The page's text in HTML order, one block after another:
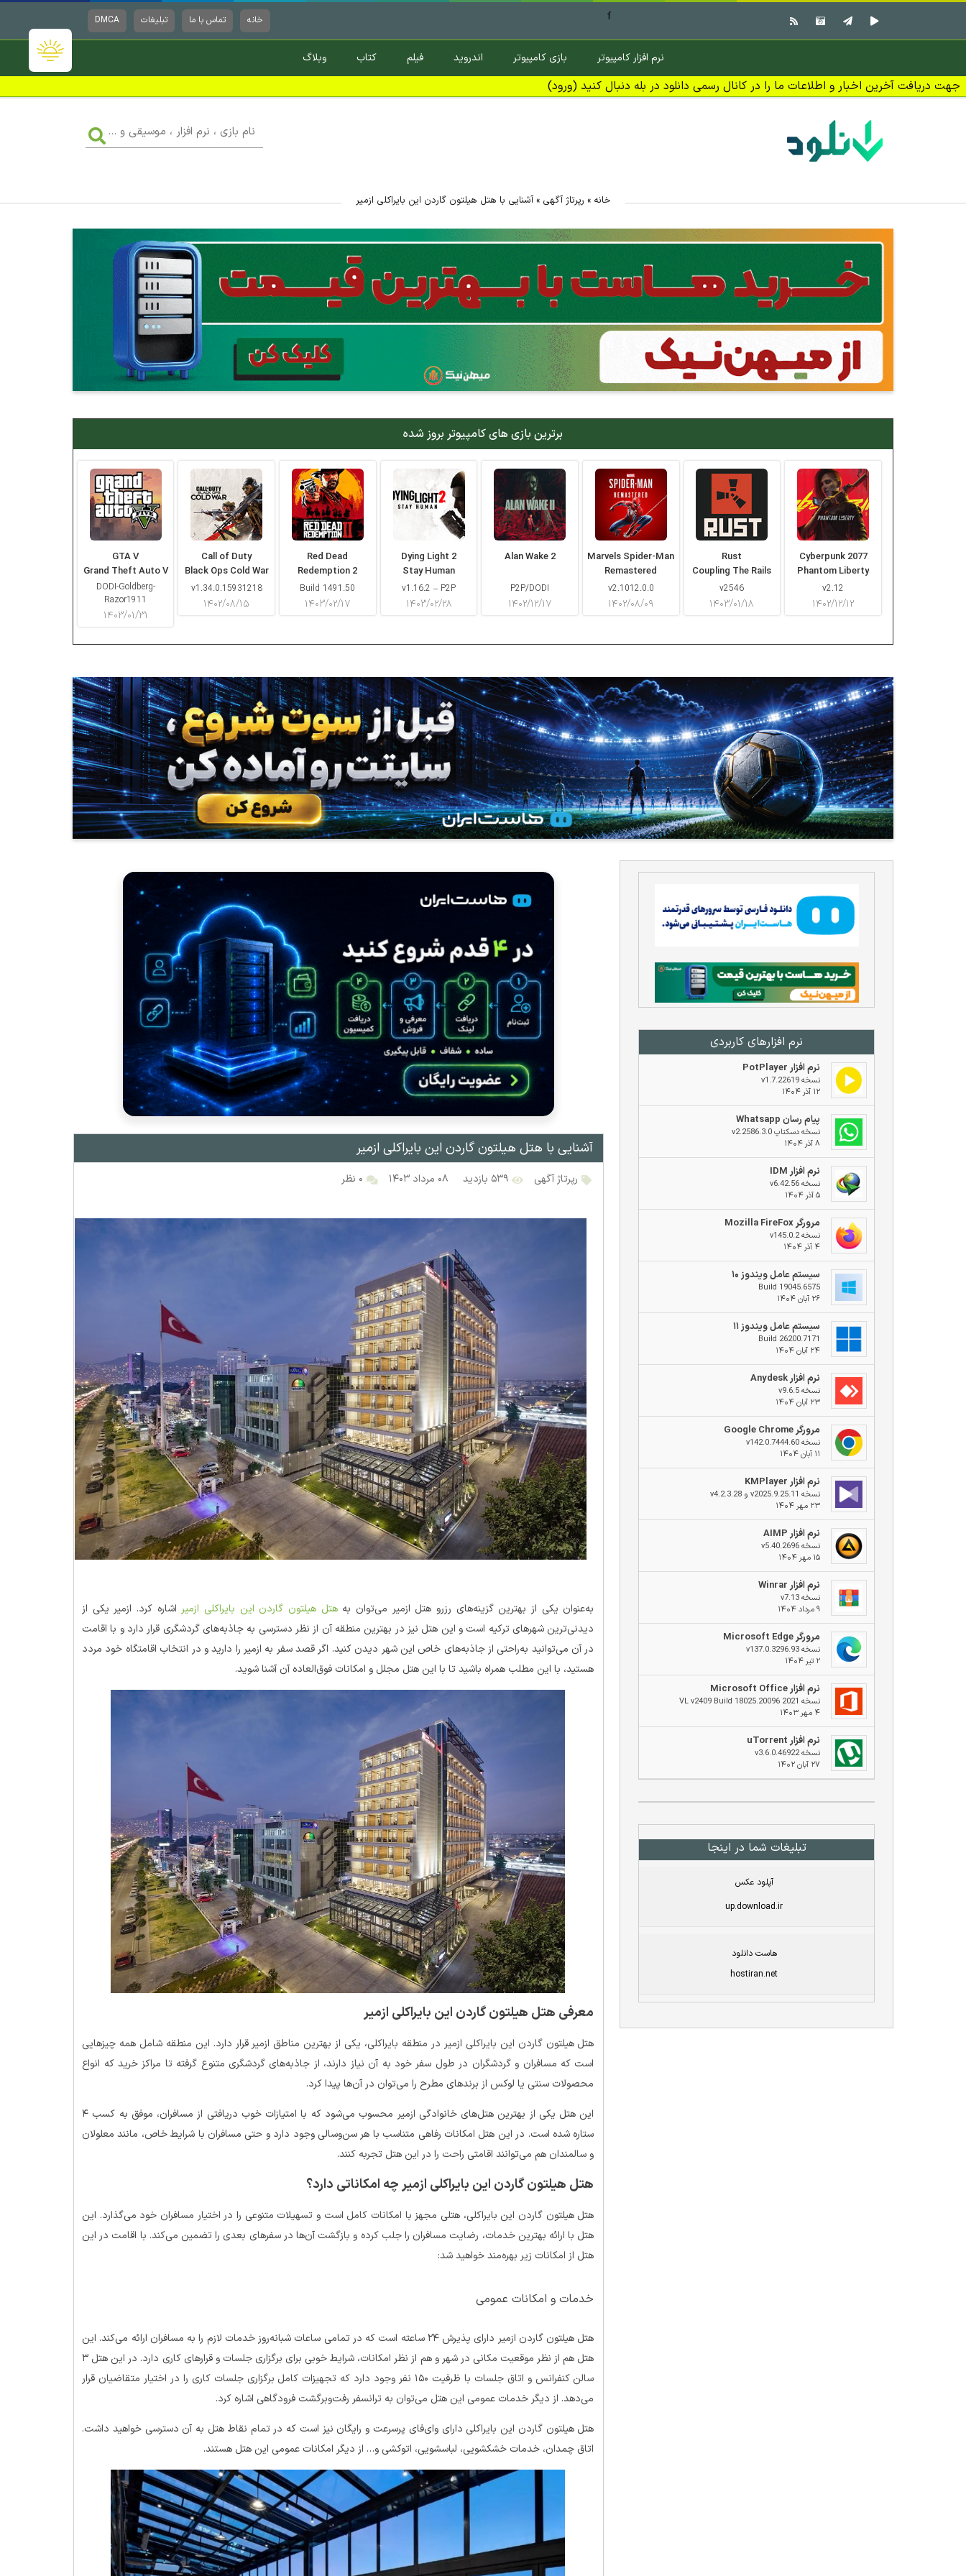
خانه تماس با ما تبلیغات DMCA f
نرم افزار کامپیوتر بازی کامپیوتر اندروید فیلم کتاب وبلاگ
جهت دریافت آخرین اخبار و اطلاعات ما را در کانال رسمی دانلود در بله دنبال کنید (ورود)
بازی
،
خانه » رپرتاژ آگهی »آشنایی با هتل هیلتون گاردن این بایراکلی ازمیر
برترین بازی های کامپیوتر بروز شده
GTA V
Grand Theft Auto V
DODI-Goldberg-
Razor1911
۱۴۰۳/۰۱/۳۱
Call of Duty
Black Ops Cold War
v1.34.0.15931218
۱۴۰۲/۰۸/۱۵
Red Dead
Redemption 2
Build 1491.50
۱۴۰۳/۰۲/۱۷
Dying Light 2
Stay Human
v1.16.2 – P2P
۱۴۰۳/۰۲/۲۸
Alan Wake 2
P2P/DODI
۱۴۰۲/۱۲/۱۷
Marvels Spider-Man
Remastered
v2.1012.0.0
۱۴۰۲/۰۸/۰۹
Rust
Coupling The Rails
v2546
۱۴۰۳/۰۱/۱۸
Cyberpunk 2077
Phantom Liberty
v2.12
۱۴۰۲/۱۲/۱۲
نرم افزار‌های کاربردی
نرم افزار PotPlayer
نسخه v1.7.22619
۱۲ آذر ۱۴۰۴
پیام رسان Whatsapp
نسخه دسکتاپ v2.2586.3.0
۸ آذر ۱۴۰۴
نرم افزار IDM
نسخه v6.42.56
۵ آذر ۱۴۰۴
مرورگر Mozilla FireFox
نسخه v145.0.2
۴ آذر ۱۴۰۴
سیستم عامل ویندوز ۱۰
Build 19045.6575
۲۶ آبان ۱۴۰۴
سیستم عامل ویندوز ۱۱
Build 26200.7171
۲۴ آبان ۱۴۰۴
نرم افزار Anydesk
نسخه v9.6.5
۲۳ آبان ۱۴۰۴
مرورگر Google Chrome
نسخه v142.0.7444.60
۱۱ آبان ۱۴۰۴
نرم افزار KMPlayer
نسخه v2025.9.25.11 و v4.2.3.28
۲۳ مهر ۱۴۰۴
نرم افزار AIMP
نسخه v5.40.2696
۱۵ مهر ۱۴۰۴
نرم افزار Winrar
نسخه v7.13
۹ مرداد ۱۴۰۴
مرورگر Microsoft Edge
نسخه v137.0.3296.93
۲ تیر ۱۴۰۴
نرم افزار Microsoft Office
نسخه 2021 VL v2409 Build 18025.20096
۴ مهر ۱۴۰۳
نرم افزار uTorrent
نسخه v3.6.0.46922
۲۷ آبان ۱۴۰۲
تبلیغات شما در اینجا
آپلود عکس
up.download.ir
هاست دانلود
hostiran.net
آشنایی با هتل هیلتون گاردن این بایراکلی ازمیر
رپرتاژ آگهی ۵۳۹ بازدید ۰۸ مرداد ۱۴۰۳ ۰ نظر
به‌عنوان یکی از بهترین گزینه‌های رزرو هتل ازمیر می‌توان بههتل هیلتون گاردن این بایراکلی ازمیر اشاره کرد. ازمیر یکی از
دیدنی‌ترین شهرهای ترکیه است و این هتل نیز در بهترین منطقه آن از نظر دسترسی به جاذبه‌های گردشگری قرار دارد و با اقامت
در آن می‌توانید به‌راحتی از جاذبه‌های خاص این شهر دیدن کنید. اگر قصد سفر به ازمیر را دارید و در انتخاب اقامتگاه خود مردد
هستید، با این مطلب همراه باشید تا با این هتل مجلل و امکانات فوق‌العاده آن آشنا شوید.
معرفی هتل هیلتون گاردن این بایراکلی ازمیر
هتل هیلتون گاردن این بایراکلی ازمیر در منطقه بایراکلی، یکی از بهترین مناطق ازمیر قرار دارد. این منطقه شامل همه چیزهایی
است که مسافران و گردشگران در طول سفر خود به آن نیاز دارند، از جاذبه‌های گردشگری متنوع گرفته تا مراکز خرید که انواع
محصولات سنتی یا لوکس از برندهای مطرح را می‌توان در آن‌ها پیدا کرد.
این هتل یکی از بهترین هتل‌های خانوادگی ازمیر محسوب می‌شود که با امتیازات خوب دریافتی از مسافران، موفق به کسب ۴
ستاره شده است. در این هتل امکانات رفاهی متناسب با هر سن‌وسالی وجود دارد و حتی مسافران با شرایط خاص، مانند معلولان
و سالمندان هم می‌توانند اقامتی راحت را در این هتل تجربه کنند.
هتل هیلتون گاردن این بایراکلی ازمیر چه امکاناتی دارد؟
هتل هیلتون گاردن این بایراکلی، هتلی مجهز با امکانات کامل است و تسهیلات متنوعی را در اختیار مسافران خود می‌گذارد. این
هتل با ارائه بهترین خدمات، رضایت مسافران را جلب کرده و بازگشت آن‌ها در سفرهای بعدی را تضمین می‌کند. با اقامت در این
هتل از امکانات زیر بهره‌مند خواهید شد:
خدمات و امکانات عمومی
هتل هیلتون گاردن ازمیر دارای پذیرش ۲۴ ساعته است که در تمامی ساعات شبانه‌روز خدمات لازم را به مسافران ارائه می‌کند. این
هتل هم از نظر موقعیت مکانی در شهر و هم از نظر امکانات، شرایط خوبی برای برگزاری جلسات و قرارهای کاری دارد. در این هتل ۳
سالن کنفرانس و اتاق جلسات با ظرفیت ۱۵۰ نفر وجود دارد که تجهیزات کامل برگزاری جلسات کاری را در اختیار متقاضیان قرار
می‌دهد. از دیگر خدمات عمومی این هتل می‌توان به ترانسفر رفت‌وبرگشت فرودگاهی اشاره کرد.
هتل هیلتون گاردن این بایراکلی دارای وای‌فای پرسرعت و رایگان نیز است که در تمام نقاط هتل به آن دسترسی خواهید داشت.
اتاق چمدان، خدمات خشکشویی، لباسشویی، اتوکشی و… از دیگر امکانات عمومی این هتل هستند.